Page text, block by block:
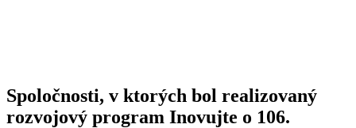
Spoločnosti, v ktorých bol realizovaný
rozvojový program Inovujte o 106.